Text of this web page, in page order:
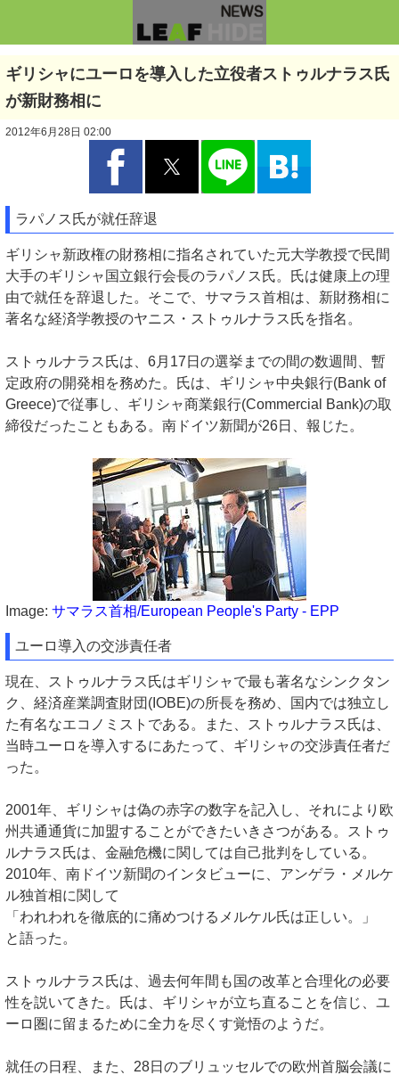
ギリシャにユーロを導入した立役者ストゥルナラス氏
が新財務相に
2012年6月28日 02:00
ラパノス氏が就任辞退
ギリシャ新政権の財務相に指名されていた元大学教授で民間
大手のギリシャ国立銀行会長のラパノス氏。氏は健康上の理
由で就任を辞退した。そこで、サマラス首相は、新財務相に
著名な経済学教授のヤニス・ストゥルナラス氏を指名。
ストゥルナラス氏は、6月17日の選挙までの間の数週間、暫
定政府の開発相を務めた。氏は、ギリシャ中央銀行(Bank of
Greece)で従事し、ギリシャ商業銀行(Commercial Bank)の取
締役だったこともある。南ドイツ新聞が26日、報じた。
Image: サマラス首相/European People's Party - EPP
ユーロ導入の交渉責任者
現在、ストゥルナラス氏はギリシャで最も著名なシンクタン
ク、経済産業調査財団(IOBE)の所長を務め、国内では独立し
た有名なエコノミストである。また、ストゥルナラス氏は、
当時ユーロを導入するにあたって、ギリシャの交渉責任者だ
った。
2001年、ギリシャは偽の赤字の数字を記入し、それにより欧
州共通通貨に加盟することができたいきさつがある。ストゥ
ルナラス氏は、金融危機に関しては自己批判をしている。
2010年、南ドイツ新聞のインタビューに、アンゲラ・メルケ
ル独首相に関して
「われわれを徹底的に痛めつけるメルケル氏は正しい。」
と語った。
ストゥルナラス氏は、過去何年間も国の改革と合理化の必要
性を説いてきた。氏は、ギリシャが立ち直ることを信じ、ユ
ーロ圏に留まるために全力を尽くす覚悟のようだ。
就任の日程、また、28日のブリュッセルでの欧州首脳会議に